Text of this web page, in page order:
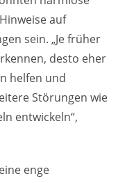
auf
sein. „Je früher
desto eher
helfen und
Störungen wie
entwickeln“,
enge